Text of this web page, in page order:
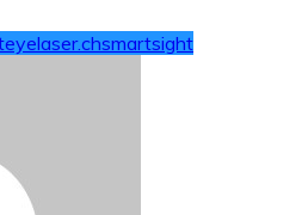
eyelaser.chsmartsight